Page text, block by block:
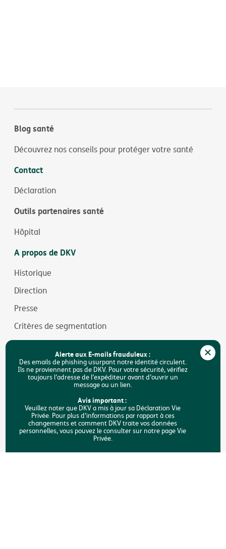
Blog santé
Découvrez nos conseils pour protéger votre santé
Contact
Déclaration
Outils partenaires santé
Hôpital
A propos de DKV
Historique
Direction
Presse
Critères de segmentation
Jobs
Durabilité
Accessibilité
Rechercher
Alerte aux E-mails frauduleux :
Des emails de phishing usurpant notre identité circulent.
Ils ne proviennent pas de DKV. Pour votre sécurité, vérifiez
toujours l’adresse de l’expéditeur avant d’ouvrir un
message ou un lien.
Avis important :
Veuillez noter que DKV a mis à jour sa Déclaration Vie
Privée. Pour plus d’informations par rapport à ces
changements et comment DKV traite vos données
personnelles, vous pouvez le consulter sur notre page Vie
Privée.